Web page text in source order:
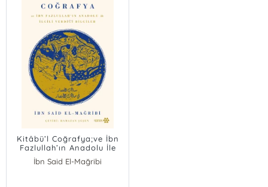
Kitâbü’l Coğrafya;ve İbn
Fazlullah’ın Anadolu İle
İlgili Verdiği Bilgiler
İbn Said El-Mağribi